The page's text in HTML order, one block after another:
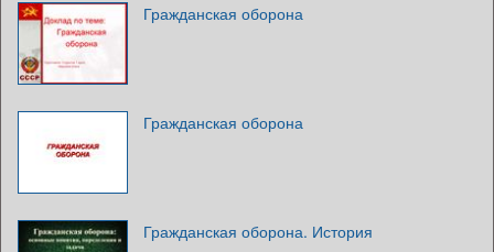
Гражданская оборона
Гражданская оборона
Гражданская оборона. История